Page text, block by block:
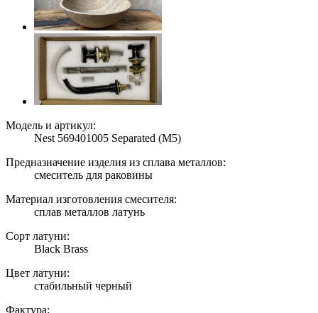
Модель и артикул:
Nest 569401005 Separated (M5)
Предназначение изделия из сплава металлов:
смеситель для раковины
Материал изготовления смесителя:
сплав металлов латунь
Сорт латуни:
Black Brass
Цвет латуни:
стабильный черный
Фактура: